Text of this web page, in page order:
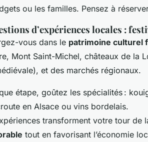
ou les familles. Pensez à
d’expériences locales :
vous dans le patrimoine culturel
Mont Saint-Michel, châteaux de la
et des marchés régionaux.
étape, goûtez les spécialités :
en Alsace ou vins bordelais.
transforment votre tour de
tout en favorisant l’économie